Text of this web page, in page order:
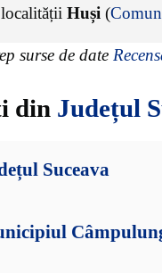
Huși (
surse de date
din Județul
Suceava